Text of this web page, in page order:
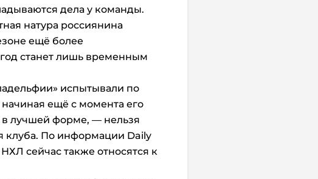
дела у команды.
натура россиянина
ещё более
станет лишь временным
испытывали по
ещё с момента его
в лучшей форме, — нельзя
клуба. По информации Daily
сейчас также относятся к